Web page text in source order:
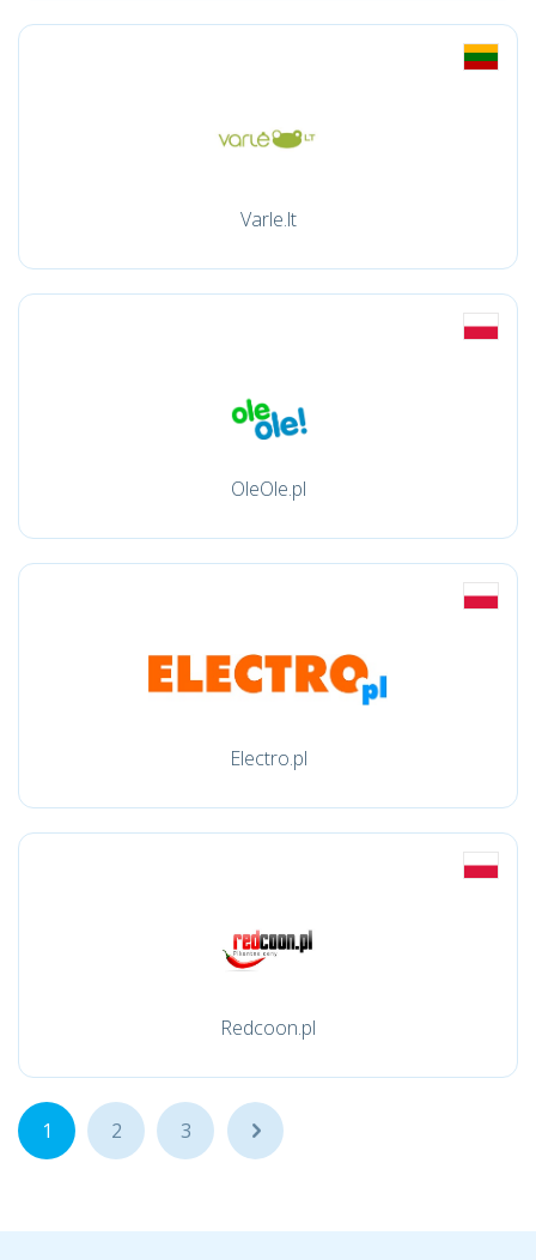
Varle.lt
OleOle.pl
Electro.pl
Redcoon.pl
1 2 3 ...